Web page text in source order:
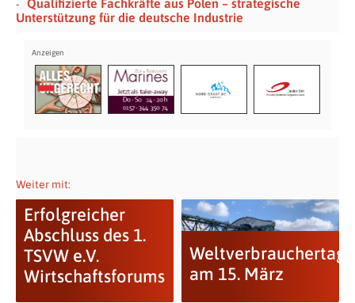
Qualifizierte Fachkräfte aus Polen – strategische
Unterstützung für die deutsche Industrie
Weiter mit:
Erfolgreicher
Abschluss des 1.
TSVW e.V.
Wirtschaftsforums
Weltverbrauchertag
am 15. März